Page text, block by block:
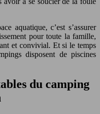
aquatique, c’est s’assurer
pour toute la famille,
et convivial. Et si le temps
disposent de piscines
du camping